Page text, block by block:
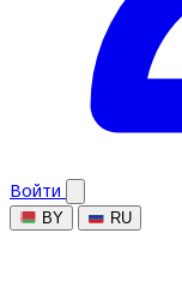
Войти
BY RU